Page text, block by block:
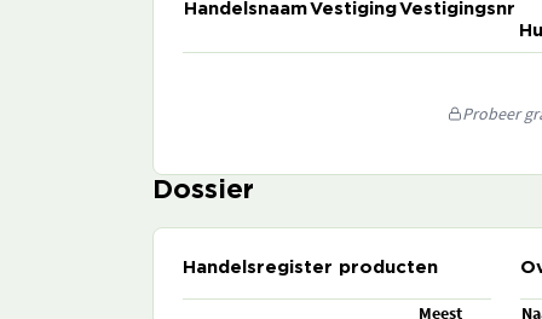
HandelsnaamVestigingVestigingsnr
Probeer
Dossier
Handelsregister producten
Meest